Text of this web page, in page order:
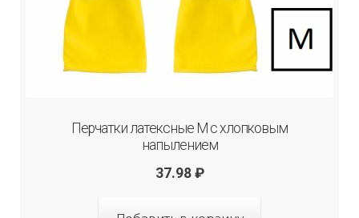
Перчатки латексные М с хлопковым
напылением
37.98 ₽